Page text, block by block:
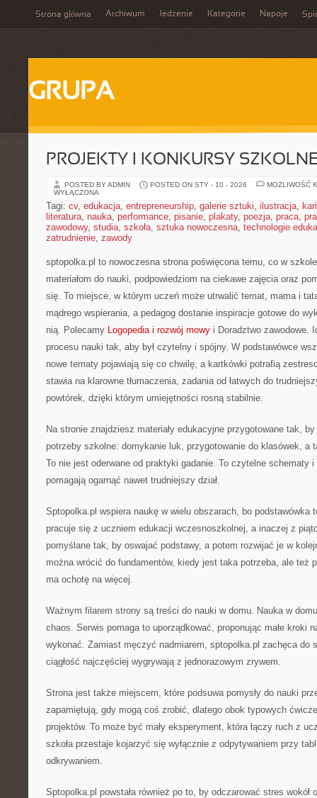
Strona główna Archiwum Jedzenie Kategorie Napoje
GRUPA
PROJEKTY I KONKURSY
POSTED BY ADMIN POSTED ON STY - 10 - 2026
MOŻLIWOŚĆ
WYŁĄCZONA
Tagi: cv, edukacja, entrepreneurship, galerie sztuki, ilustracja,
literatura, nauka, performance, pisanie, plakaty, poezja, praca,
zawodowy, studia, szkoła, sztuka nowoczesna, technologie
zatrudnienie, zawody
sptopolka.pl to nowoczesna strona poświęcona temu, co w
materiałom do nauki, podpowiedziom na ciekawe zajęcia oraz
się. To miejsce, w którym uczeń może utrwalić temat, mama i
mądrego wspierania, a pedagog dostanie inspiracje gotowe do
nią. Polecamy Logopedia i rozwój mowy i Doradztwo zawodowe.
procesu nauki tak, aby był czytelny i spójny. W podstawówce
nowe tematy pojawiają się co chwilę, a kartkówki potrafią
stawia na klarowne tłumaczenia, zadania od łatwych do
powtórek, dzięki którym umiejętności rosną stabilnie.
Na stronie znajdziesz materiały edukacyjne przygotowane tak, by
potrzeby szkolne: domykanie luk, przygotowanie do klasówek, a
To nie jest oderwane od praktyki gadanie. To czytelne schematy
pomagają ogarnąć nawet trudniejszy dział.
Sptopolka.pl wspiera naukę w wielu obszarach, bo podstawówka
pracuje się z uczniem edukacji wczesnoszkolnej, a inaczej z
pomyślane tak, by oswajać podstawy, a potem rozwijać je w
można wrócić do fundamentów, kiedy jest taka potrzeba, ale też
ma ochotę na więcej.
Ważnym filarem strony są treści do nauki w domu. Nauka w
chaos. Serwis pomaga to uporządkować, proponując małe kroki
wykonać. Zamiast męczyć nadmiarem, sptopolka.pl zachęca do
ciągłość najczęściej wygrywają z jednorazowym zrywem.
Strona jest także miejscem, które podsuwa pomysły do nauki
zapamiętują, gdy mogą coś zrobić, dlatego obok typowych
projektów. To może być mały eksperyment, która łączy ruch z
szkoła przestaje kojarzyć się wyłącznie z odpytywaniem przy
odkrywaniem.
Sptopolka.pl powstała również po to, by odczarować stres wokół